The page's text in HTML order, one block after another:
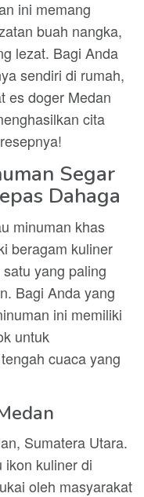
ini memang
buah nangka,
lezat. Bagi Anda
sendiri di rumah,
es doger Medan
cita
Segar
Dahaga
minuman khas
beragam kuliner
yang paling
Bagi Anda yang
ini memiliki
untuk
cuaca yang
Sumatera Utara.
ikon kuliner di
oleh masyarakat